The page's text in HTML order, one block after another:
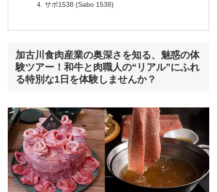
サボ1538 (Sabo 1538)
加古川食肉産業の奥深さを知る、魅惑の体
験ツアー！和牛と肉職人の“リアル”にふれ
る特別な1日を体験しませんか？